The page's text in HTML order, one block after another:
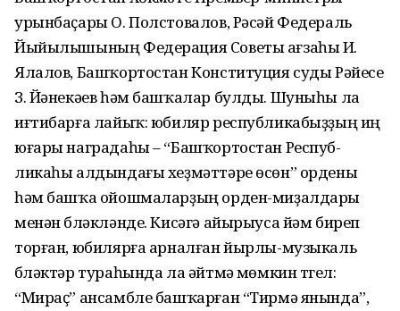
урынбаҫары О. Полстовалов, Рәсәй Федераль
Йыйы­лы­шының Федерация Советы ағзаһы И.
Ялалов, Башҡортостан Конституция суды Рәйесе
З. Йәнекәев һәм башҡалар булды. Шуныһы ла
иғтибарға лайыҡ: юбиляр респуб­ликабыҙҙың иң
юғары наградаһы – “Башҡортостан Респуб­
ликаһы алдындағы хеҙмәттәре өсөн” ордены
һәм башҡа ойошмаларҙың орден-миҙалдары
менән бүләк­ләнде. Кисәгә айырыуса йәм биреп
торған, юбилярға арналған йырлы-музыкаль
бүләктәр тураһында ла әйтмәү мөмкин түгел:
“Мираҫ” ансамбле башҡарған “Тирмә янында”,